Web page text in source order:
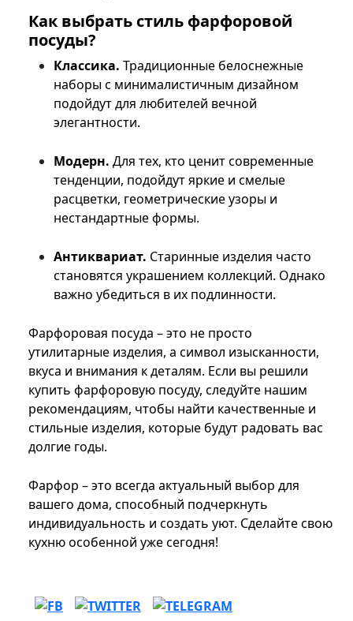
Как выбрать стиль фарфоровой
посуды?
Классика. Традиционные белоснежные
наборы с минималистичным дизайном
подойдут для любителей вечной
элегантности.
Модерн. Для тех, кто ценит современные
тенденции, подойдут яркие и смелые
расцветки, геометрические узоры и
нестандартные формы.
Антиквариат. Старинные изделия часто
становятся украшением коллекций. Однако
важно убедиться в их подлинности.
Фарфоровая посуда – это не просто
утилитарные изделия, а символ изысканности,
вкуса и внимания к деталям. Если вы решили
купить фарфоровую посуду, следуйте нашим
рекомендациям, чтобы найти качественные и
стильные изделия, которые будут радовать вас
долгие годы.
Фарфор – это всегда актуальный выбор для
вашего дома, способный подчеркнуть
индивидуальность и создать уют. Сделайте свою
кухню особенной уже сегодня!